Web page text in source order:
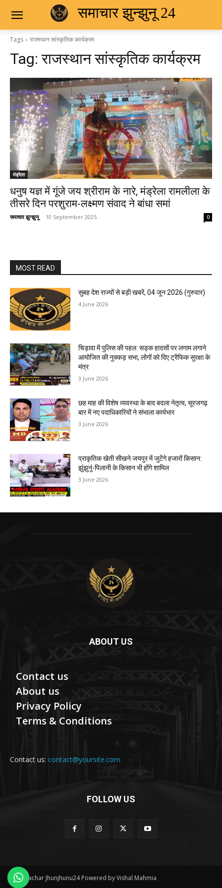
समाचार झुन्झुनू 24
Tags राजस्थान सांस्कृतिक कार्यक्रम
Tag:राजस्थान सांस्कृतिक कार्यक्रम
मंड्रेला
धनुष यज्ञ में गूंजे जय श्रीराम के नारे, मंड्रेला रामलीला के
तीसरे दिन परशुराम-लक्ष्मण संवाद ने बांधा समां
समाचार झुन्झुनू - 10 September 2025 0
MOST READ
सुबह देश राज्यों से बड़ी खबरें, 04 जून 2026 (गुरुवार)
4 June 2026
चिड़ावा में पुलिस की पहल: सड़क हादसों पर लगाम लगाने
आयोजित की नुक्कड़ सभा, लोगों को दिए ट्रैफिक सुरक्षा के
मंत्र
3 June 2026
छह माह की विशेष व्यवस्था के बाद बदला नेतृत्व, सूरजगढ़
बार में नए पदाधिकारियों ने संभाला कार्यभार
3 June 2026
प्राकृतिक खेती सीखने जयपुर में जुटेंगे हजारों किसान:
झुंझुनूं-पिलानी के किसान भी होंगे शामिल
3 June 2026
ABOUT US
Contact us
About us
Privacy Policy
Terms & Conditions
Contact us: contact@yoursite.com
FOLLOW US
© Samachar Jhunjhunu24 Powered by Vishal Mahmia